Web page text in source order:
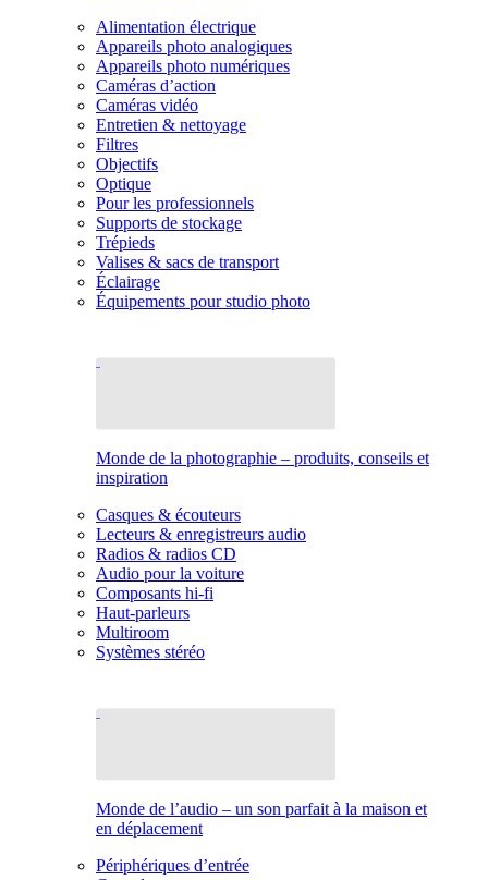
Alimentation électrique
Appareils photo analogiques
Appareils photo numériques
Caméras d’action
Caméras vidéo
Entretien & nettoyage
Filtres
Objectifs
Optique
Pour les professionnels
Supports de stockage
Trépieds
Valises & sacs de transport
Éclairage
Équipements pour studio photo
Monde de la photographie – produits, conseils et
inspiration
Casques & écouteurs
Lecteurs & enregistreurs audio
Radios & radios CD
Audio pour la voiture
Composants hi-fi
Haut-parleurs
Multiroom
Systèmes stéréo
Monde de l’audio – un son parfait à la maison et
en déplacement
Périphériques d’entrée